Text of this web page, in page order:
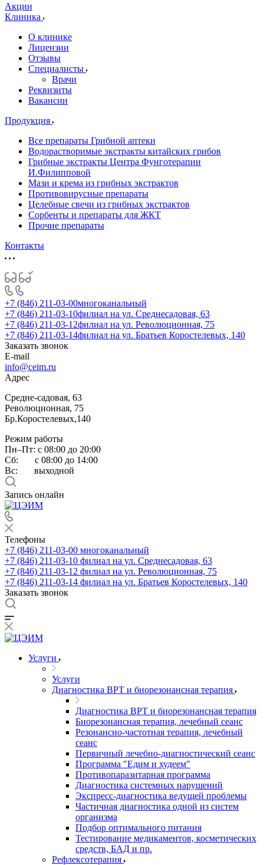
Акции
Клиника
О клинике
Лицензии
Отзывы
Специалисты
Врачи
Реквизиты
Вакансии
Продукция
Все препараты Грибной аптеки
Водорастворимые экстракты китайских грибов
Грибные экстракты Центра Фунготерапии
И.Филипповой
Мази и крема из грибных экстрактов
Противовирусные препараты
Целебные свечи из грибных экстрактов
Сорбенты и препараты для ЖКТ
Прочие препараты
Контакты
+7 (846) 211-03-00многоканальный
+7 (846) 211-03-10филиал на ул. Среднесадовая, 63
+7 (846) 211-03-12филиал на ул. Революционная, 75
+7 (846) 211-03-14филиал на ул. Братьев Коростелевых, 140
Заказать звонок
E-mail
info@ceim.ru
Адрес
Средне-садовая, 63
Революционная, 75
Бр.Коростелевых,140
Режим работы
Пн–Пт: с 08:00 до 20:00
Сб: с 08:00 до 14:00
Вс: выходной
Запись онлайн
Телефоны
+7 (846) 211-03-00 многоканальный
+7 (846) 211-03-10 филиал на ул. Среднесадовая, 63
+7 (846) 211-03-12 филиал на ул. Революционная, 75
+7 (846) 211-03-14 филиал на ул. Братьев Коростелевых, 140
Заказать звонок
Услуги
Услуги
Диагностика ВРТ и биорезонансная терапия
Диагностика ВРТ и биорезонансная терапия
Биорезонансная терапия, лечебный сеанс
Резонансно-частотная терапия, лечебный
сеанс
Первичный лечебно-диагностический сеанс
Программа "Едим и худеем"
Противопаразитарная программа
Диагностика системных нарушений
Экспресс-диагностика ведущей проблемы
Частичная диагностика одной из систем
организма
Подбор оптимального питания
Тестирование медикаментов, косметических
средств, БАД и пр.
Рефлексотерапия